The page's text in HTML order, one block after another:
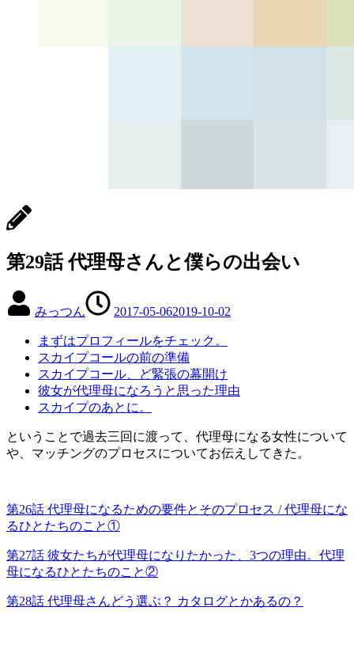
第29話 代理母さんと僕らの出会い
みっつん 2017-05-062019-10-02
まずはプロフィールをチェック。
スカイプコールの前の準備
スカイプコール、ど緊張の幕開け
彼女が代理母になろうと思った理由
スカイプのあとに。
ということで過去三回に渡って、代理母になる女性について
や、マッチングのプロセスについてお伝えしてきた。
第26話 代理母になるための要件とそのプロセス / 代理母にな
るひとたちのこと①
第27話 彼女たちが代理母になりたかった、3つの理由。代理
母になるひとたちのこと②
第28話 代理母さんどう選ぶ？ カタログとかあるの？